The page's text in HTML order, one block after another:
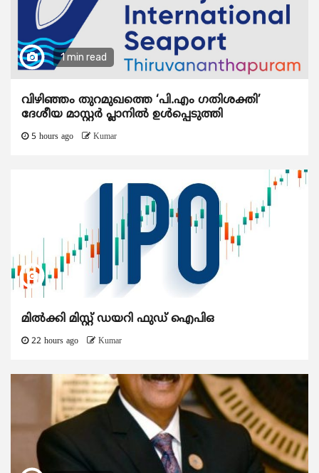
1 min read
വിഴിഞ്ഞം തുറമുഖത്തെ ‘പി.എം ഗതിശക്തി’
ദേശീയ മാസ്റ്റർ പ്ലാനിൽ ഉൾപ്പെടുത്തി
5 hours ago Kumar
മിൽക്കി മിസ്റ്റ് ഡയറി ഫുഡ് ഐപിഒ
22 hours ago Kumar